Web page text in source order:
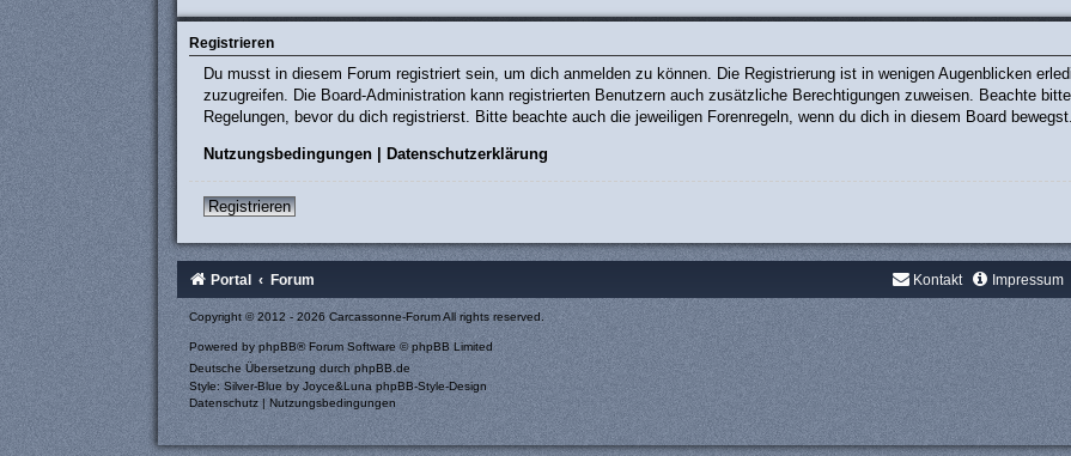
Registrieren
Du musst in diesem Forum registriert sein, um dich anmelden zu können. Die Registrierung ist in wenigen Augenblicken
zuzugreifen. Die Board-Administration kann registrierten Benutzern auch zusätzliche Berechtigungen zuweisen. Beachte
Regelungen, bevor du dich registrierst. Bitte beachte auch die jeweiligen Forenregeln, wenn du dich in diesem Board bewegst.
Nutzungsbedingungen| Datenschutzerklärung
Registrieren
Portal Forum Impressum
Kontakt
Copyright © 2012 - 2026 Carcassonne-Forum All rights reserved.
Powered by phpBB® Forum Software © phpBB Limited
Deutsche Übersetzung durchphpBB.de
Style: Silver-Blue by Joyce&Luna phpBB-Style-Design
Datenschutz | Nutzungsbedingungen